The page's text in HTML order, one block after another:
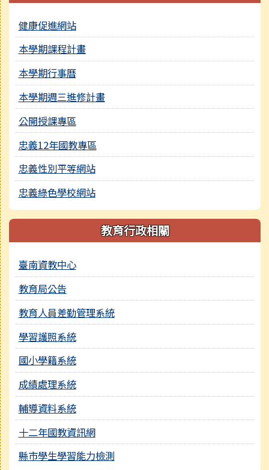
健康促進網站
本學期課程計畫
本學期行事曆
本學期週三進修計畫
公開授課專區
忠義12年國教專區
忠義性別平等網站
忠義綠色學校網站
教育行政相關
臺南資教中心
教育局公告
教育人員差勤管理系統
學習護照系統
國小學籍系統
成績處理系統
輔導資料系統
十二年國教資訊網
縣市學生學習能力檢測